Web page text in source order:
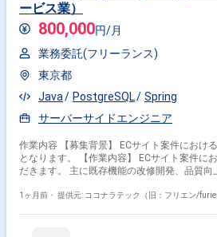
ービス業）
800,000円/月
業務委託(フリーランス)
東京都
Java
PostgreSQL
Spring
サーバーサイドエンジニア
作業内容 【募集背景】 ECサイト案件におけ
となります。 【作業内容】 ECサイト案件における開発支援をご担当いた
だきます。 主に既存機能の改修開発、品質向
造、単体テスト、結合テストまで一貫して対
1ヶ月前・ 提供元: ココナラテック（旧：フリエン/